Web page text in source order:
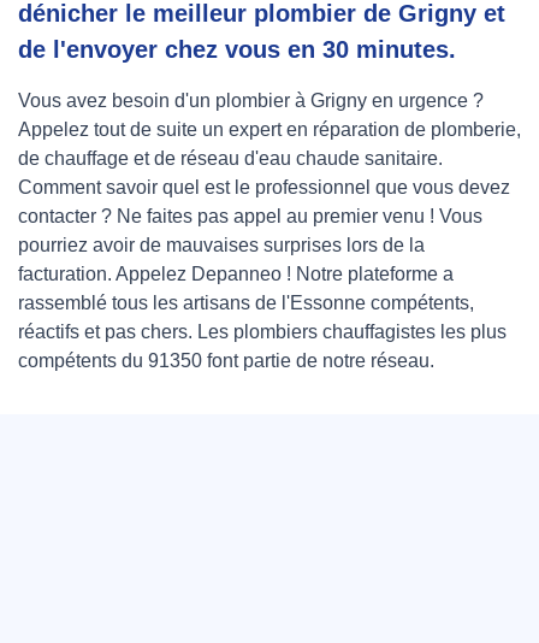
dénicher le meilleur plombier de Grigny et
de l'envoyer chez vous en 30 minutes.
Vous avez besoin d'un plombier à Grigny en urgence ?
Appelez tout de suite un expert en réparation de plomberie,
de chauffage et de réseau d'eau chaude sanitaire.
Comment savoir quel est le professionnel que vous devez
contacter ? Ne faites pas appel au premier venu ! Vous
pourriez avoir de mauvaises surprises lors de la
facturation. Appelez Depanneo ! Notre plateforme a
rassemblé tous les artisans de l'Essonne compétents,
réactifs et pas chers. Les plombiers chauffagistes les plus
compétents du 91350 font partie de notre réseau.